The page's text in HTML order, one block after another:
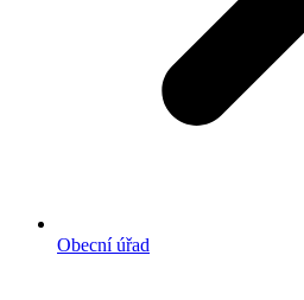
Obecní úřad